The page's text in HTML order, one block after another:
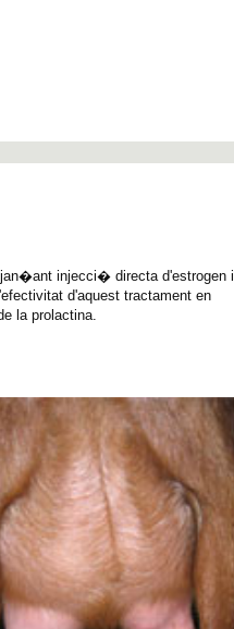
injecci� directa d'estrogen i
d'aquest tractament en
la prolactina.